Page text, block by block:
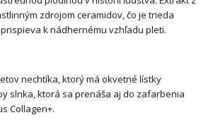
zdrojom ceramidov, čo je trieda
k nádhernému vzhľadu pleti.
nechtíka, ktorý má okvetné lístky
slnka, ktorá sa prenáša aj do zafarbenia
Collagen+.